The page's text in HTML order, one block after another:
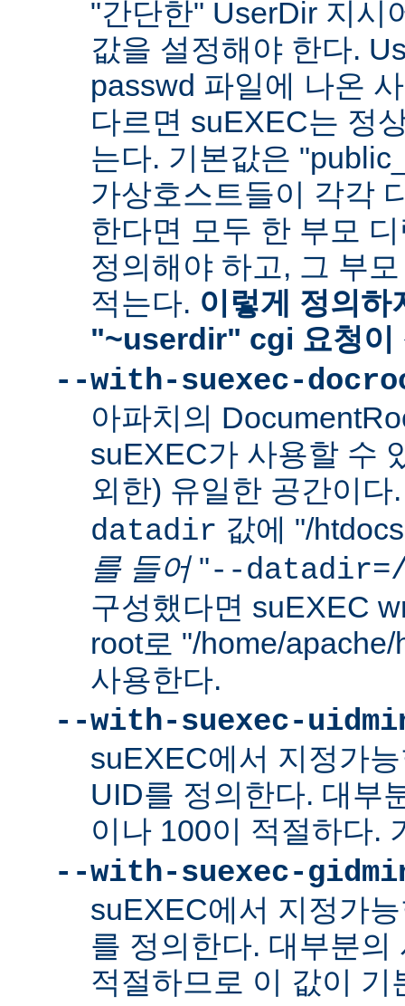
"간단한" UserDir 지시
값을 설정해야 한다.
passwd 파일에 나온
다르면 suEXEC는 정
는다. 기본값은
가상호스트들이 각각
한다면 모두 한 부모
정의해야 하고, 그 부
적는다. 이렇게 정의하
"~userdir" cgi 요청이
--with-suexec-
아파치의
suEXEC가 사용할 수
외한) 유일한 공간이
datadir 값에 "/
를 들어"--datadir=/
구성했다면 suEXEC
root로 "/home/
사용한다.
--with-suexec-
suEXEC에서 지정가
UID를 정의한다. 대부
이나 100이 적절하다.
--with-suexec-
suEXEC에서 지정가
를 정의한다. 대부분의
적절하므로 이 값이 기